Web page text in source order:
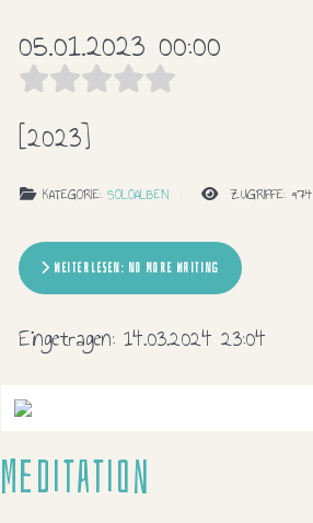
05.01.2023 00:00
[2023]
KATEGORIE: SOLOALBEN ZUGRIFFE: 974
WEITERLESEN: NO MORE WAITING
Eingetragen: 14.03.2024 23:04
Meditation